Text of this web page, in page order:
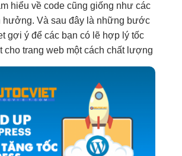
hiểu về code cũng giống như các
hưởng. Và sau đây là những bước
gợi ý để các bạn có lẽ hợp lý tốc
cho trang web một cách chất lượng